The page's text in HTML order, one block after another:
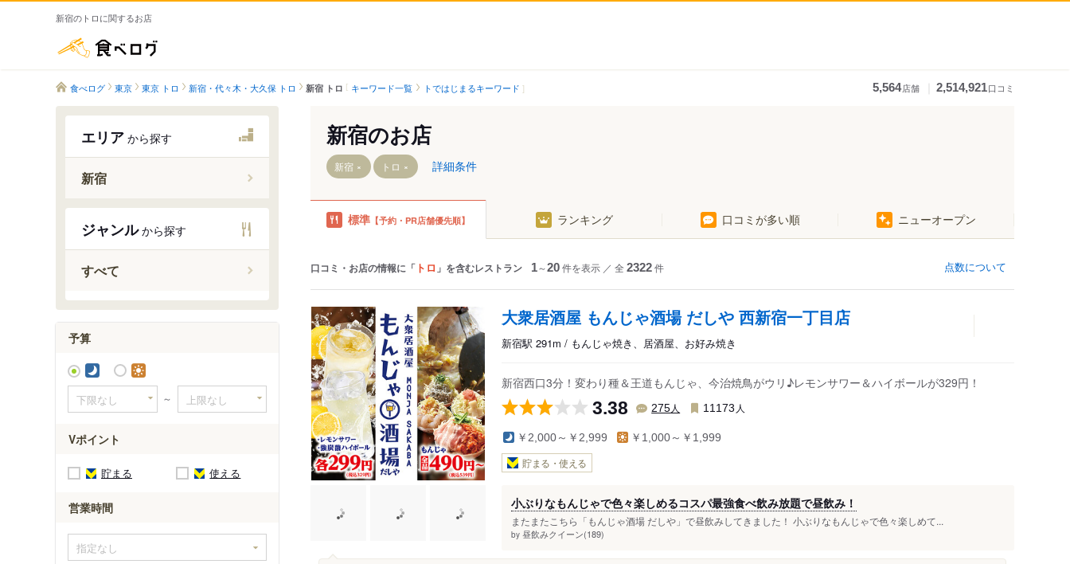
新宿のトロに関するお店
食べログ 東京 東京 トロ 新宿・代々木・大久保 トロ 新宿 トロ キーワード一覧 トではじまるキーワード 5,564店舗 2,514,921口コミ
エリア から探す
新宿
新宿駅
西新宿駅
新宿西口駅
東新宿駅
都庁前駅
西新宿五丁目駅
西武新宿駅
ジャンルから探す
すべて
予算
～
Vポイント
貯まる 使える
営業時間
新宿のお店
新宿 トロ 詳細条件
標準 【予約・PR店舗優先順】 ランキング 口コミが多い順 ニューオープン
口コミ・お店の情報に「 トロ 」を含むレストラン 1～20件を表示 ／ 全 2322件 点数について
大衆居酒屋 もんじゃ酒場 だしや 西新宿一丁目店
新宿駅 291m / もんじゃ焼き、居酒屋、お好み焼き
新宿西口3分！変わり種＆王道もんじゃ、今治焼鳥がウリ♪レモンサワー＆ハイボールが329円！
3.38 275人 11173 人
￥2,000～￥2,999 ￥1,000～￥1,999
貯まる・使える
小ぶりなもんじゃで色々楽しめるコスパ最強食べ飲み放題で昼飲み！
またまたこちら「もんじゃ酒場 だしや」で昼飲みしてきました！ 小ぶりなもんじゃで色々楽しめて...
by 昼飲みクイーン(189)